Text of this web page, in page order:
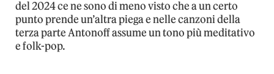
del 2024 ce ne sono di meno visto che a un certo
punto prende un’altra piega e nelle canzoni della
terza parte Antonoff assume un tono più meditativo
e folk-pop.